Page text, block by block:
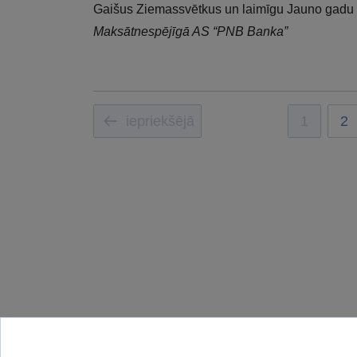
Gaišus Ziemassvētkus un laimīgu Jauno gadu
Maksātnespējīgā AS “PNB Banka”
2